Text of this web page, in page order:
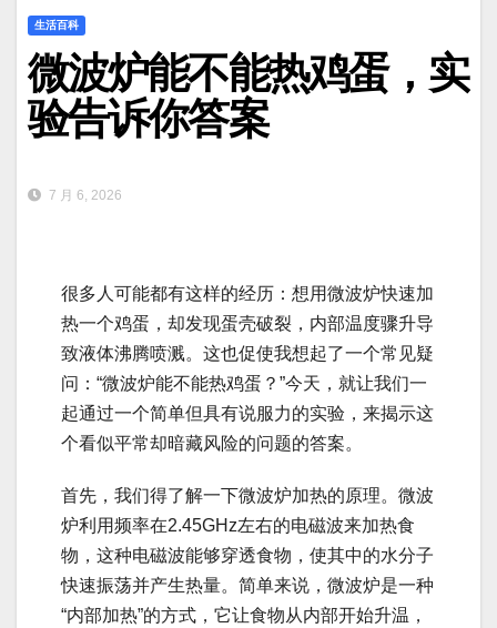
生活百科
微波炉能不能热鸡蛋，实
验告诉你答案
7 月 6, 2026
很多人可能都有这样的经历：想用微波炉快速加
热一个鸡蛋，却发现蛋壳破裂，内部温度骤升导
致液体沸腾喷溅。这也促使我想起了一个常见疑
问：“微波炉能不能热鸡蛋？”今天，就让我们一
起通过一个简单但具有说服力的实验，来揭示这
个看似平常却暗藏风险的问题的答案。
首先，我们得了解一下微波炉加热的原理。微波
炉利用频率在2.45GHz左右的电磁波来加热食
物，这种电磁波能够穿透食物，使其中的水分子
快速振荡并产生热量。简单来说，微波炉是一种
“内部加热”的方式，它让食物从内部开始升温，